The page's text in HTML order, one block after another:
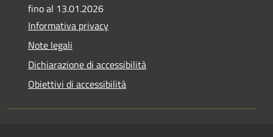
fino al 13.01.2026
Informativa privacy
Note legali
Dichiarazione di accessibilità
Obiettivi di accessibilità